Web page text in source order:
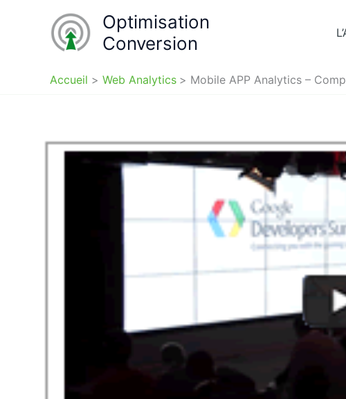
Optimisation
Conversion
Accueil Web Analytics Mobile APP Analytics –